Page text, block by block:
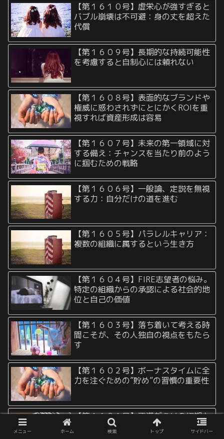
【第１６１０号】虚栄心が強すぎると
バブル崩壊は不可避：身の丈を超えた
代償
【第１６０９号】長期的な持続可能性
を考慮すると自制心には頼れない
【第１６０８号】表面的なブランドや
権威に惑わされずにとにかくROIを重
視すれば資産形成は容易
【第１６０７号】未来の第一領域に対
する備え：チャンスを当たり前のよう
に掴むための戦略
【第１６０６号】一般論、定説を無視
する力：自分だけの道を進む
【第１６０５号】パラレルキャリア：
複数の組織に属するという生き方
【第１６０４号】FIRE志望者の悩み。
特定の組織からの承認による社会的地
位と自己の価値
【第１６０３号】落ち着いて考える時
間こそが、その人独自の視点をもたら
す
【第１６０２号】ボーナスタイムに全
力を注ぐための”貯め”の習慣の重要性
【第１６０１号】不満だらけの初期カ
ードでもそのまま捨てると敗北に直結
メニュー ホーム 検索 トップ サイドバー